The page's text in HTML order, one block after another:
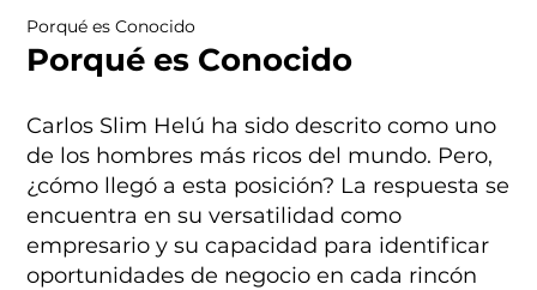
Porqué es Conocido
Porqué es Conocido
Carlos Slim Helú ha sido descrito como uno
de los hombres más ricos del mundo. Pero,
¿cómo llegó a esta posición? La respuesta se
encuentra en su versatilidad como
empresario y su capacidad para identificar
oportunidades de negocio en cada rincón